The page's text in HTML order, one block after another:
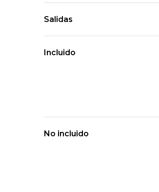
Salidas
Incluido
No incluido